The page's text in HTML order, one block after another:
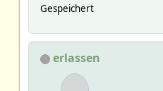
Gespeichert
erlassen